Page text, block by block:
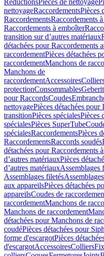
RéductionsPièces de nettoyage
nettoyageRaccordementsPièces
RaccordementsRaccordements
Raccordements à emboîter
transition sur d’autres matériaux
détachées pour Raccordements
raccordementPièces détachées
raccordementManchons de
Manchons de
raccordementAccessoires
protectionConsommables
pour RaccordsCoudes
nettoyagePièces détachées pour
transitionPièces spécialesPièces
spécialesPièces SuperTube
spécialesRaccordementsPièces
RaccordementsRaccords soudés
détachées pour Raccordements
d’autres matériauxPièces
d’autres matériauxAssemblages
Assemblages filetés
aux appareilsPièces détachées
appareilsCoudes de
raccordementManchons de
Manchons de raccordement
détachées pour Manchons de
coudéPièces détachées pour
forme d'escargotPièces
d'escargotAccessoiresColliers